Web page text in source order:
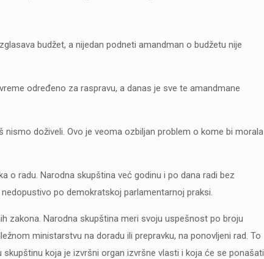
budžet, a nijedan podneti amandman o budžetu nije
određeno za raspravu, a danas je sve te amandmane
doživeli. Ovo je veoma ozbiljan problem o kome bi morala
o radu. Narodna skupština već godinu i po dana radi bez
po demokratskoj parlamentarnoj praksi.
zakona. Narodna skupština meri svoju uspešnost po broju
ministarstvu na doradu ili prepravku, na ponovljeni rad. To
koja je izvršni organ izvršne vlasti i koja će se ponašati